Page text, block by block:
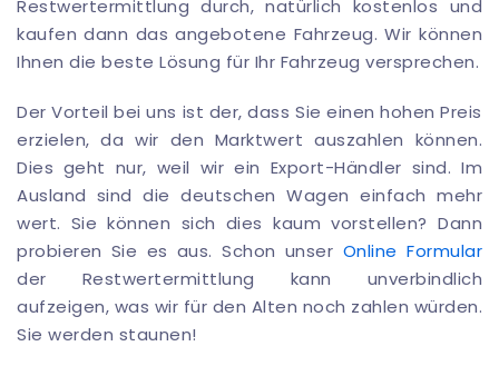
Restwertermittlung durch, natürlich kostenlos und
kaufen dann das angebotene Fahrzeug. Wir können
Ihnen die beste Lösung für Ihr Fahrzeug versprechen.
Der Vorteil bei uns ist der, dass Sie einen hohen Preis
erzielen, da wir den Marktwert auszahlen können.
Dies geht nur, weil wir ein Export-Händler sind. Im
Ausland sind die deutschen Wagen einfach mehr
wert. Sie können sich dies kaum vorstellen? Dann
probieren Sie es aus. Schon unser Online Formular
der Restwertermittlung kann unverbindlich
aufzeigen, was wir für den Alten noch zahlen würden.
Sie werden staunen!